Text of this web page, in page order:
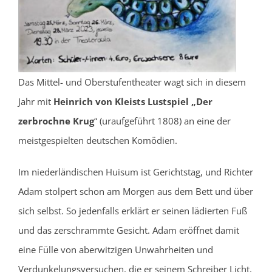
Das Mittel- und Oberstufentheater wagt sich in diesem
Jahr mit Heinrich von Kleists Lustspiel „Der
zerbrochne Krug“ (uraufgeführt 1808) an eine der
meistgespielten deutschen Komödien.
Im niederländischen Huisum ist Gerichtstag, und Richter
Adam stolpert schon am Morgen aus dem Bett und über
sich selbst. So jedenfalls erklärt er seinen lädierten Fuß
und das zerschrammte Gesicht. Adam eröffnet damit
eine Fülle von aberwitzigen Unwahrheiten und
Verdunkelungsversuchen, die er seinem Schreiber Licht,